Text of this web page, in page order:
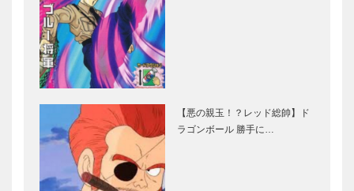
【悪の親玉！？レッド総帥】ド
ラゴンボール 勝手に…